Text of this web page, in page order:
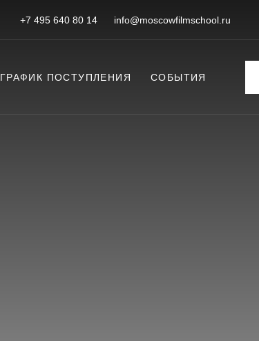
+7 495 640 80 14 info@moscowfilmschool.ru
ГРАФИК ПОСТУПЛЕНИЯ СОБЫТИЯ